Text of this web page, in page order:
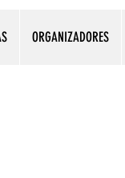
ORGANIZADORES